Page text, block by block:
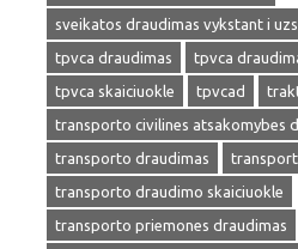
sveikatos draudimas vykstant i
tpvca draudimas
tpvca
tpvca skaiciuokle
tpvcad
transporto civilines atsakomybes
transporto draudimas
transporto draudimo skaiciuokle
transporto priemones draudimas